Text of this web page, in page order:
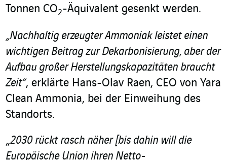
Tonnen CO2-Äquivalent gesenkt werden.
„Nachhaltig erzeugter Ammoniak leistet einen
wichtigen Beitrag zur Dekarbonisierung, aber der
Aufbau großer Herstellungskapazitäten braucht
Zeit“, erklärte Hans-Olav Raen, CEO von Yara
Clean Ammonia, bei der Einweihung des
Standorts.
„2030 rückt rasch näher [bis dahin will die
Europäische Union ihren Netto-